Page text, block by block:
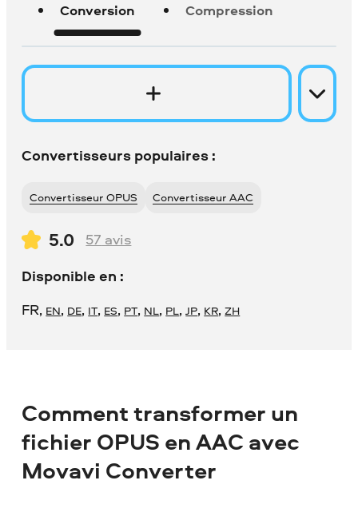
Conversion Compression
Convertisseurs populaires :
Convertisseur OPUS Convertisseur AAC
5.0 57 avis
Disponible en :
FR, EN, DE, IT, ES, PT, NL, PL,JP, KR,ZH
Comment transformer un
fichier OPUS en AAC avec
Movavi Converter